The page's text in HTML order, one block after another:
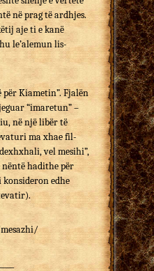
në prag të ardhjes.
aje ti e kanë
le’alemun lis-
për Kiametin”. Fjalën
“imaretun” –
në një libër të
ma xhae fil-
vel mesihi”,
nëntë hadithe për
edhe